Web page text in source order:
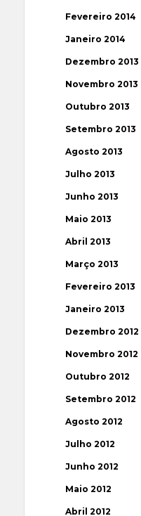
Fevereiro 2014
Janeiro 2014
Dezembro 2013
Novembro 2013
Outubro 2013
Setembro 2013
Agosto 2013
Julho 2013
Junho 2013
Maio 2013
Abril 2013
Março 2013
Fevereiro 2013
Janeiro 2013
Dezembro 2012
Novembro 2012
Outubro 2012
Setembro 2012
Agosto 2012
Julho 2012
Junho 2012
Maio 2012
Abril 2012